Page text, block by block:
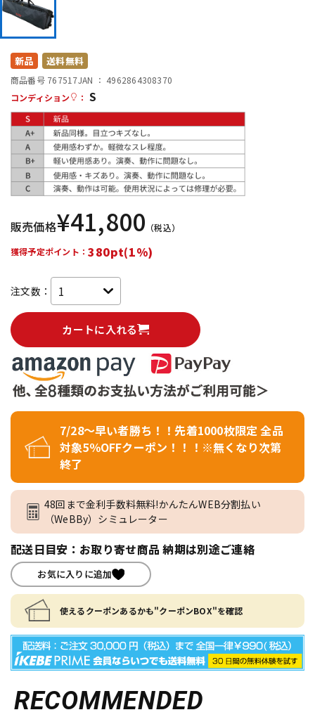
配信/ライブ機器
新品 送料無料
商品番号 767517JAN ： 4962864308370
コンディション
： S
販売価格¥41,800 （税込）
獲得予定ポイント：380pt(1%)
注文数：
カートに入れる
7/28～早い者勝ち！！先着1000枚限定 全品
対象5％OFFクーポン！！！※無くなり次第
終了
48回まで金利手数料無料!かんたんWEB分割払い
（WeBBy）シミュレーター
配送日目安：お取り寄せ商品 納期は別途ご連絡
お気に入りに追加
使えるクーポンあるかも"クーポンBOX"を確認
RECOMMENDED